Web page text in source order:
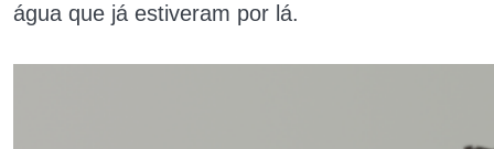
água que já estiveram por lá.